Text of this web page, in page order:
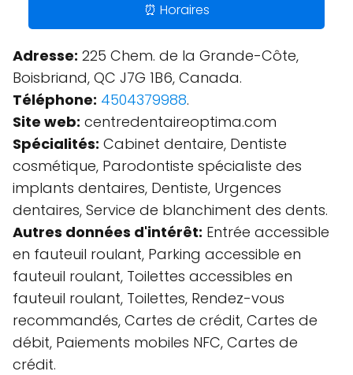
⏰ Horaires
Adresse: 225 Chem. de la Grande-Côte,
Boisbriand, QC J7G 1B6, Canada.
Téléphone: 4504379988.
Site web: centredentaireoptima.com
Spécialités: Cabinet dentaire, Dentiste
cosmétique, Parodontiste spécialiste des
implants dentaires, Dentiste, Urgences
dentaires, Service de blanchiment des dents.
Autres données d'intérêt: Entrée accessible
en fauteuil roulant, Parking accessible en
fauteuil roulant, Toilettes accessibles en
fauteuil roulant, Toilettes, Rendez-vous
recommandés, Cartes de crédit, Cartes de
débit, Paiements mobiles NFC, Cartes de
crédit.